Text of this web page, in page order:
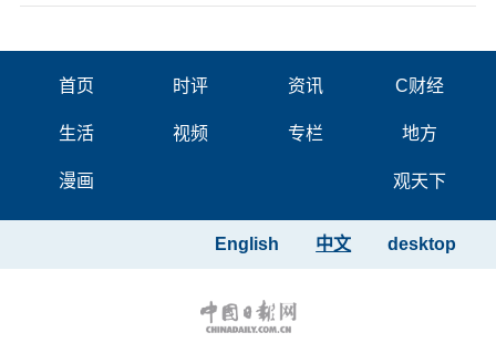
首页 时评 资讯 C财经
生活 视频 专栏 地方
漫画 观天下
desktop
中文
English